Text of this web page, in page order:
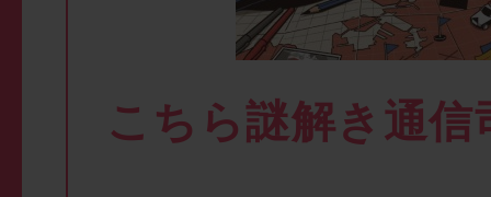
こちら謎解き通信